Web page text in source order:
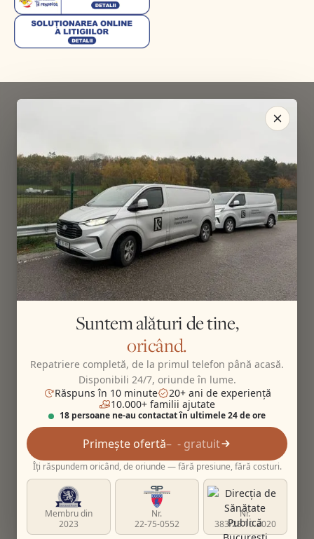
Suntem alături de tine,
oricând.
Repatriere completă, de la primul telefon până acasă.
Disponibili 24/7, oriunde în lume.
Răspuns în 10 minute
20+ ani de experiență
10.000+ familii ajutate
18 persoane ne-au contactat în ultimele 24 de ore
Primește ofertă - gratuit
Îți răspundem oricând, de oriunde — fără presiune, fără costuri.
Membru din
2023
Nr.
22-75-0552
Nr.
383/23.10.2020